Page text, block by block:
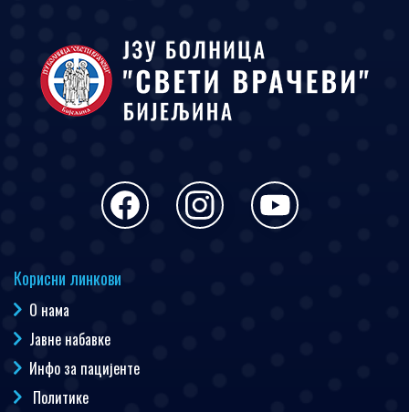
Корисни линкови
О нама
Јавне набавке
Инфо за пацијенте
Политике